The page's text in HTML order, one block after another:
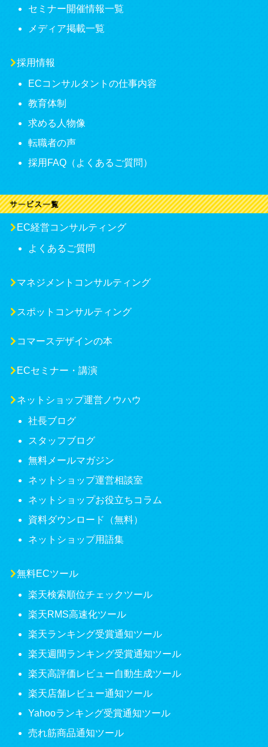
セミナー開催情報一覧
メディア掲載一覧
採用情報
ECコンサルタントの仕事内容
教育体制
求める人物像
転職者の声
採用FAQ（よくあるご質問）
EC経営コンサルティング
よくあるご質問
マネジメントコンサルティング
スポットコンサルティング
コマースデザインの本
ECセミナー・講演
ネットショップ運営ノウハウ
社長ブログ
スタッフブログ
無料メールマガジン
ネットショップ運営相談室
ネットショップお役立ちコラム
資料ダウンロード（無料）
ネットショップ用語集
無料ECツール
楽天検索順位チェックツール
楽天RMS高速化ツール
楽天ランキング受賞通知ツール
楽天週間ランキング受賞通知ツール
楽天高評価レビュー自動生成ツール
楽天店舗レビュー通知ツール
Yahooランキング受賞通知ツール
売れ筋商品通知ツール